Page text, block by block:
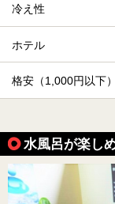
冷え性
ホテル
格安（1,000円以下）
水風呂が楽し